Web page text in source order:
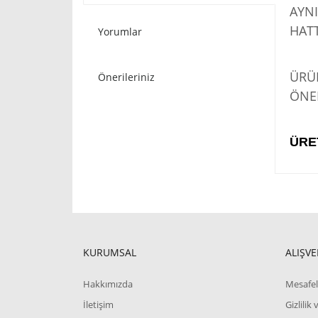
Yorumlar
Önerileriniz
KURUMSAL
Hakkımızda
İletişim
Gizlilik